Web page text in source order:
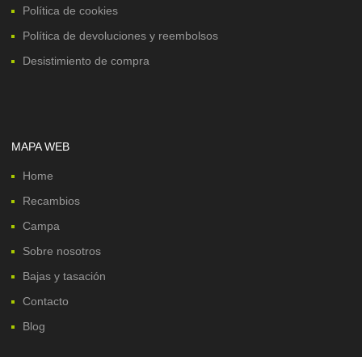
Política de cookies
Política de devoluciones y reembolsos
Desistimiento de compra
MAPA WEB
Home
Recambios
Campa
Sobre nosotros
Bajas y tasación
Contacto
Blog